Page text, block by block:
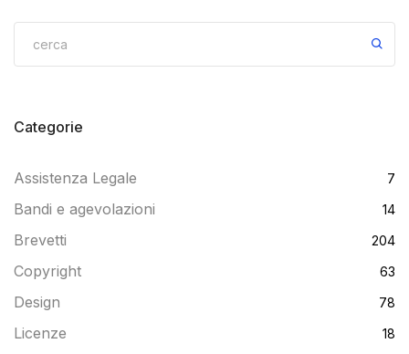
Categorie
Assistenza Legale 7
Bandi e agevolazioni 14
Brevetti 204
Copyright 63
Design 78
Licenze 18